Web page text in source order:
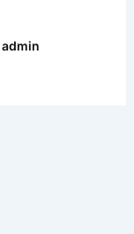
admin